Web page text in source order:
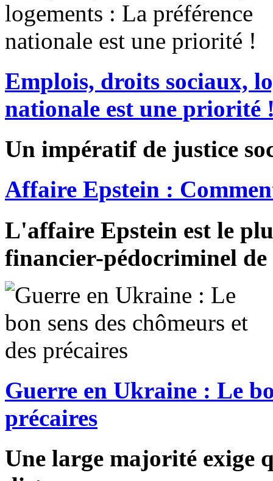
Emplois, droits sociaux,
nationale est une priorité
Un impératif de justice
Affaire Epstein :
L'affaire Epstein est le
financier-pédocriminel
Guerre en Ukraine : Le
précaires
Une large majorité exige